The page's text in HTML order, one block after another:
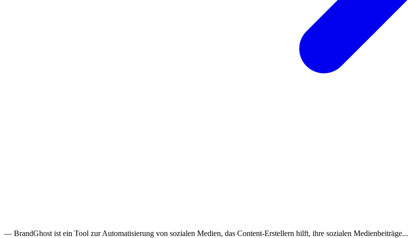
— BrandGhost ist ein Tool zur Automatisierung von sozialen Medien, das Content-Erstellern hilft, ihre sozialen Medienbeiträge...